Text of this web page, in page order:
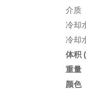
介质
冷却
冷却
体积
重量
颜色